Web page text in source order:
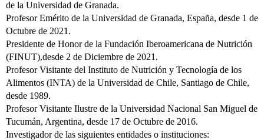
de la Universidad de Granada.
Profesor Emérito de la Universidad de Granada, España, desde 1 de
Octubre de 2021.
Presidente de Honor de la Fundación Iberoamericana de Nutrición
(FINUT),desde 2 de Diciembre de 2021.
Profesor Visitante del Instituto de Nutrición y Tecnología de los
Alimentos (INTA) de la Universidad de Chile, Santiago de Chile,
desde 1989.
Profesor Visitante Ilustre de la Universidad Nacional San Miguel de
Tucumán, Argentina, desde 17 de Octubre de 2016.
Investigador de las siguientes entidades o instituciones: